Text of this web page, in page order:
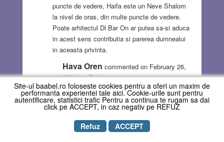
puncte de vedere, Haifa este un Neve Shalom
la nivel de oras, din multe puncte de vedere.
Poate arhitectul Dl Bar On ar putea sa-si aduca
in acest sens contributia si parerea dumnealui
in aceasta privinta.
Hava Oren commented on February 26,
2026
Reply
Ar fi o contribuție bine-venită.
Site-ul baabel.ro foloseste cookies pentru a oferi un maxim de
performanta experientei tale aici. Cookie-urile sunt pentru
autentificare, statistici trafic Pentru a continua te rugam sa dai
click pe ACCEPT, in caz negativ pe REFUZ
Refuz
ACCEPT